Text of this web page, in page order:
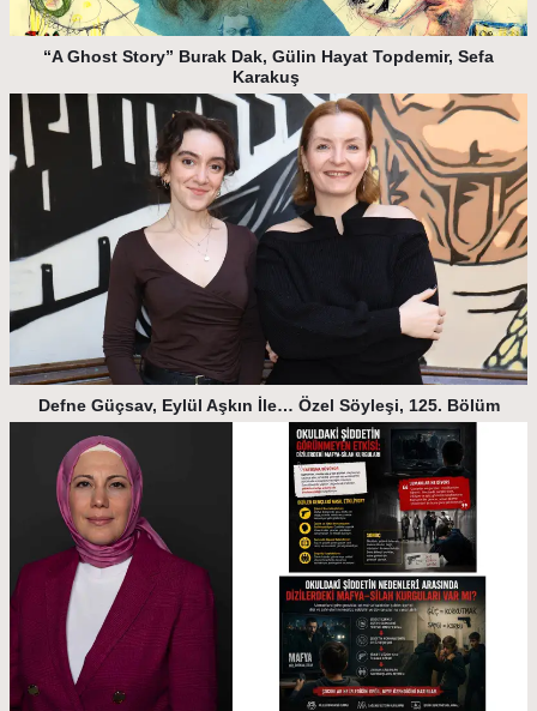
“A Ghost Story” Burak Dak, Gülin Hayat Topdemir, Sefa
Karakuş
Defne Güçsav, Eylül Aşkın İle… Özel Söyleşi, 125. Bölüm